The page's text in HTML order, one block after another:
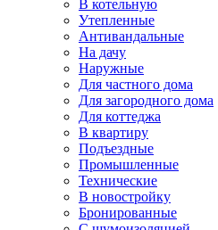
В котельную
Утепленные
Антивандальные
На дачу
Наружные
Для частного дома
Для загородного дома
Для коттеджа
В квартиру
Подъездные
Промышленные
Технические
В новостройку
Бронированные